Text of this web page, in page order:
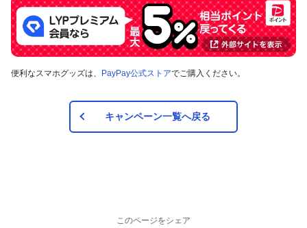
便利なスマホグッズは、 PayPay公式ストアでご購入ください。
キャンペーン一覧へ戻る
このページをシェア